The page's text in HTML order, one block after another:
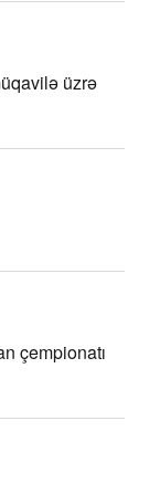
üzrə
çempionatı